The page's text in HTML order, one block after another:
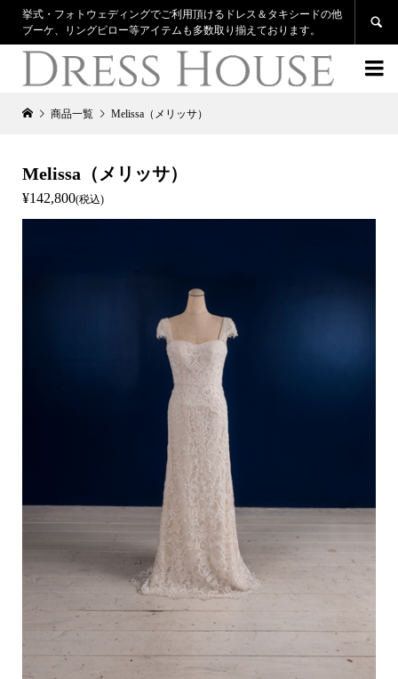
挙式・フォトウェディングでご利用頂けるドレス＆タキシードの他
ブーケ、リングピロー等アイテムも多数取り揃えております。


商品一覧 Melissa（メリッサ）
Melissa（メリッサ）
¥142,800(税込)